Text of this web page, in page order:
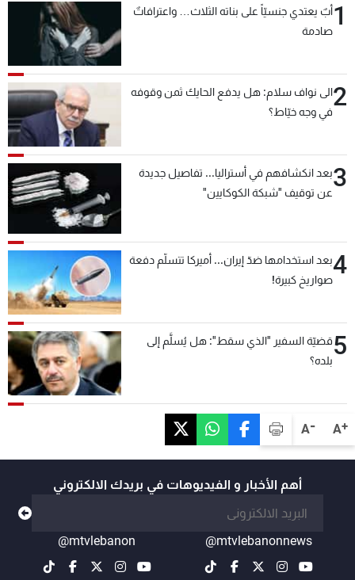
A+
A-
1أبٌ يعتدي جنسيّاً على بناته الثلاث… واعترافاتٌ
صادمة
2الى نواف سلام: هل يدفع الحايك ثمن وقوفه
في وجه خيّاط؟
3بعد انكشافهم في أستراليا... تفاصيل جديدة
عن توقيف "شبكة الكوكايين"
4بعد استخدامها ضدّ إيران... أميركا تتسلّم دفعة
صواريخ كبيرة!
5قضيّة السفير "الذي سقط": هل يُسلَّم إلى
بلده؟
أهم الأخبار و الفيديوهات في بريدك الالكتروني
@mtvlebanonnews
@mtvlebanon
سياسة الخصوصية